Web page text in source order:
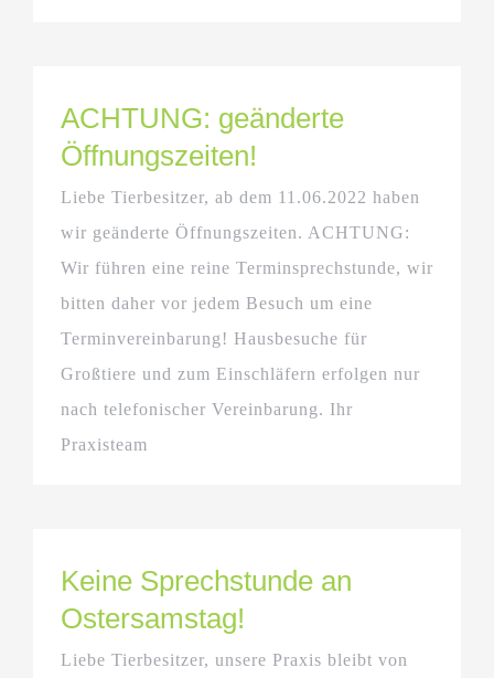
ACHTUNG: geänderte
Öffnungszeiten!
Liebe Tierbesitzer, ab dem 11.06.2022 haben
wir geänderte Öffnungszeiten. ACHTUNG:
Wir führen eine reine Terminsprechstunde, wir
bitten daher vor jedem Besuch um eine
Terminvereinbarung! Hausbesuche für
Großtiere und zum Einschläfern erfolgen nur
nach telefonischer Vereinbarung. Ihr
Praxisteam
Keine Sprechstunde an
Ostersamstag!
Liebe Tierbesitzer, unsere Praxis bleibt von